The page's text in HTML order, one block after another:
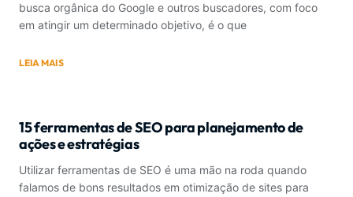
busca orgânica do Google e outros buscadores, com foco
em atingir um determinado objetivo, é o que
LEIA MAIS
15 ferramentas de SEO para planejamento de
ações e estratégias
Utilizar ferramentas de SEO é uma mão na roda quando
falamos de bons resultados em otimização de sites para